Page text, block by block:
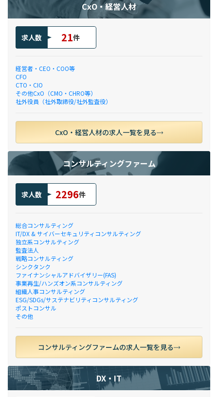
CxO・経営人材
求人数 21件
経営者・CEO・COO等
CFO
CTO・CIO
その他CxO（CMO・CHRO等）
社外役員（社外取締役/社外監査役）
CxO・経営人材の求人一覧を見る
コンサルティングファーム
求人数 2296件
総合コンサルティング
IT/DX & サイバーセキュリティコンサルティング
独立系コンサルティング
監査法人
戦略コンサルティング
シンクタンク
ファイナンシャルアドバイザリー(FAS)
事業再生/ハンズオン系コンサルティング
組織人事コンサルティング
ESG/SDGs/サステナビリティコンサルティング
ポストコンサル
その他
コンサルティングファームの求人一覧を見る
DX・IT